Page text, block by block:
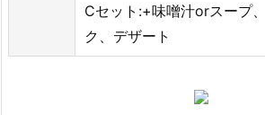
Cセット:+味噌汁orスープ
ク、デザート